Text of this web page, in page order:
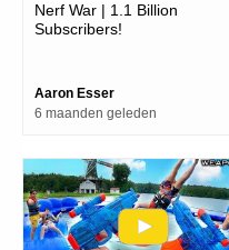
Nerf War | 1.1 Billion
Subscribers!
Aaron Esser
6 maanden geleden